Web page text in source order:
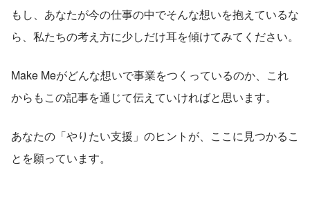
もし、あなたが今の仕事の中でそんな想いを抱えているな
ら、私たちの考え方に少しだけ耳を傾けてみてください。
Make Meがどんな想いで事業をつくっているのか、これ
からもこの記事を通じて伝えていければと思います。
あなたの「やりたい支援」のヒントが、ここに見つかるこ
とを願っています。